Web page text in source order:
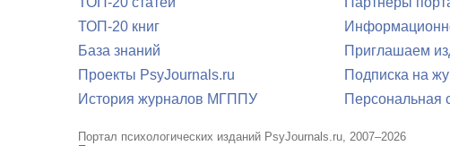
ТОП-20 книг
База знаний
Проекты PsyJournals.ru
История журналов МГППУ
Приглашаем
Подписка на
Персональная
Портал психологических изданий PsyJournals.ru, 2007–2026